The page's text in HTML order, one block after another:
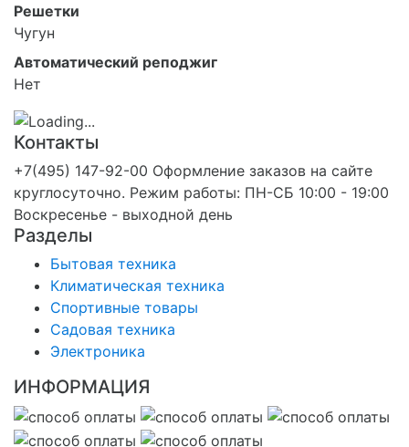
Решетки
Чугун
Автоматический реподжиг
Нет
Контакты
+7(495) 147-92-00 Оформление заказов на сайте
круглосуточно. Режим работы: ПН-СБ 10:00 - 19:00
Воскресенье - выходной день
Разделы
Бытовая техника
Климатическая техника
Спортивные товары
Садовая техника
Электроника
ИНФОРМАЦИЯ